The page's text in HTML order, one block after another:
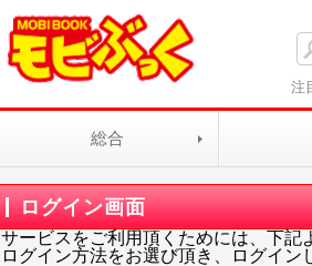
注
総合
ログイン画面
サービスをご利用頂くためには、下記
ログイン方法をお選び頂き、ログイン